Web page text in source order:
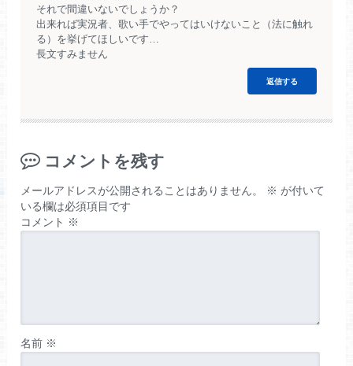
それで間違いないでしょうか？
出来れば実況者、歌い手でやってはいけないこと（法に触れ
る）を挙げてほしいです…
長文すみません
返信する
コメントを残す
メールアドレスが公開されることはありません。 ※ が付いて
いる欄は必須項目です
コメント ※
名前 ※